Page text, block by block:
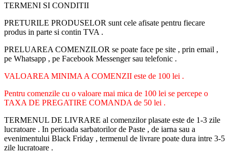
TERMENI SI CONDITII
PRETURILE PRODUSELOR sunt cele afisate pentru fiecare
produs in parte si contin TVA .
PRELUAREA COMENZILOR se poate face pe site , prin email ,
pe Whatsapp , pe Facebook Messenger sau telefonic .
VALOAREA MINIMA A COMENZII este de 100 lei .
Pentru comenzile cu o valoare mai mica de 100 lei se percepe o
TAXA DE PREGATIRE COMANDA de 50 lei .
TERMENUL DE LIVRARE al comenzilor plasate este de 1-3 zile
lucratoare . In perioada sarbatorilor de Paste , de iarna sau a
evenimentului Black Friday , termenul de livrare poate dura intre 3-5
zile lucratoare .